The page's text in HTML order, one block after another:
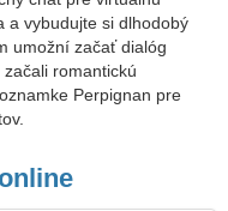
a vybudujte si dlhodobý
umožní začať dialóg
romantickú
Perpignan pre